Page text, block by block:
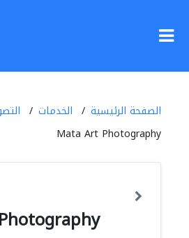
الصفحة الرئيسية الخدمات
Mata Art Photography